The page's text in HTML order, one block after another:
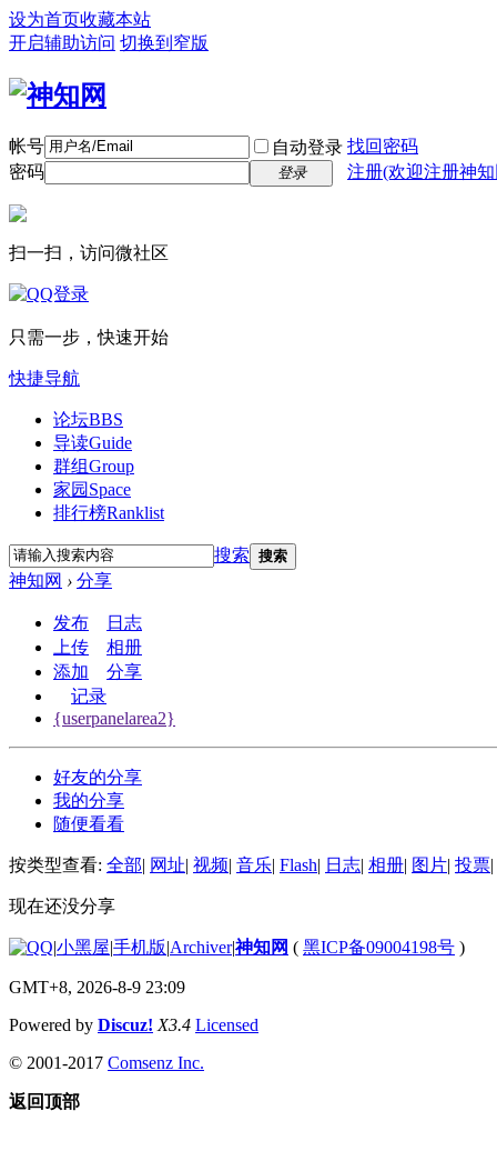
设为首页收藏本站
开启辅助访问 切换到窄版
帐号 自动登录 找回密码
密码
登录 注册(欢迎注册神
扫一扫，访问微社区
只需一步，快速开始
快捷导航
论坛BBS
导读Guide
群组Group
家园 Space
排行榜Ranklist
搜索 搜索
神知网 › 分享
发布
日志
上传
相册
添加
分享
记录
{userpanelarea2}
好友的分享
我的分享
随便看看
按类型查看: 全部| 网址| 视频| 音乐| Flash| 日志| 相册| 图片| 投票|
现在还没分享
|小黑屋|手机版|Archiver|神知网 ( 黑ICP备09004198号 )
GMT+8, 2026-8-9 23:09
Powered by Discuz! X3.4 Licensed
© 2001-2017 Comsenz Inc.
返回顶部